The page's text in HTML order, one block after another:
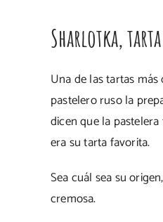
Sharlotka,
Una de las tartas
pastelero ruso la
dicen que la
era su tarta favorita.
Sea cuál sea su
cremosa.